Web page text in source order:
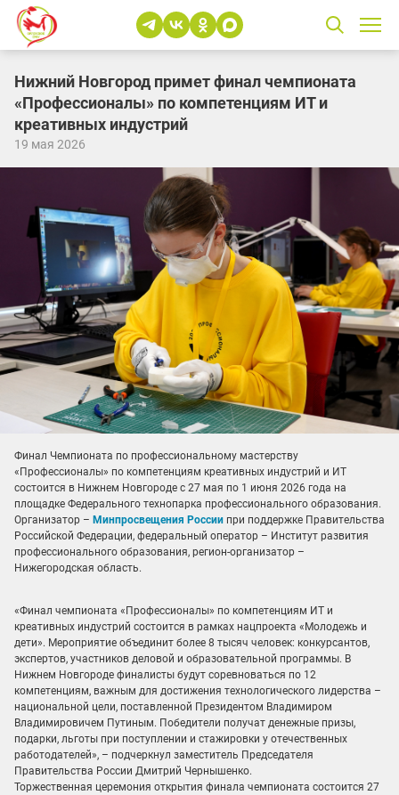
Нижний Новгород примет финал чемпионата
«Профессионалы» по компетенциям ИТ и
креативных индустрий
19 мая 2026
Финал Чемпионата по профессиональному мастерству
«Профессионалы» по компетенциям креативных индустрий и ИТ
состоится в Нижнем Новгороде с 27 мая по 1 июня 2026 года на
площадке Федерального технопарка профессионального образования.
Организатор – Минпросвещения России при поддержке Правительства
Российской Федерации, федеральный оператор – Институт развития
профессионального образования, регион-организатор –
Нижегородская область.
«Финал чемпионата «Профессионалы» по компетенциям ИТ и
креативных индустрий состоится в рамках нацпроекта «Молодежь и
дети». Мероприятие объединит более 8 тысяч человек: конкурсантов,
экспертов, участников деловой и образовательной программы. В
Нижнем Новгороде финалисты будут соревноваться по 12
компетенциям, важным для достижения технологического лидерства –
национальной цели, поставленной Президентом Владимиром
Владимировичем Путиным. Победители получат денежные призы,
подарки, льготы при поступлении и стажировки у отечественных
работодателей», – подчеркнул заместитель Председателя
Правительства России Дмитрий Чернышенко.
Торжественная церемония открытия финала чемпионата состоится 27